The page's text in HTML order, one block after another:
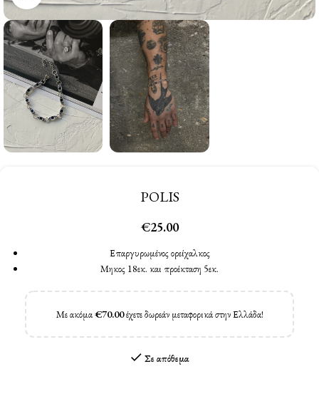
POLIS
€25.00
Επαργυρωμένος ορείχαλκος
Μηκος 18εκ. και προέκταση 5εκ.
Με ακόμα€70.00έχετε δωρεάν μεταφορικά στην Ελλάδα!
Σε απόθεμα